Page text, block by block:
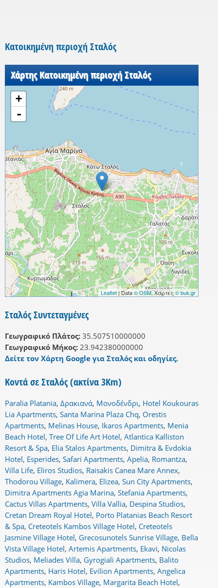
Κατοικημένη περιοχή Σταλός
Χάρτης Κατοικημένη περιοχή Σταλός
+
-
Leaflet| Data© OSM, Χάρτες© buk.gr
Σταλός Συντεταγμένες
Γεωγραφικό Πλάτος: 35.507510000000
Γεωγραφικό Μήκος: 23.942380000000
Δείτε τον Χάρτη Google για Σταλός και οδηγίες.
Κοντά σε Σταλός (ακτίνα 3Km)
Paralia Platania, Δρακιανά, Μονοδένδρι, Hotel Koukouras
Lia Apartments, Santa Marina Plaza Chq, Orestis
Apartments, Melinas House, Ikaros Apartments, Menia
Beach Hotel, Tree Of Life Art Hotel, Atlantica Kalliston
Resort & Spa, Elia Stalos Apartments, Dimitra & Evdokia
Hotel, Esperides, Safari Apartments, Apelia, Romantza,
Villa Life, Eliros Studios, Raisakis Canea Mare Annex,
Thodorou Village, Kalimera, Elizea, Sun City Apartments,
Dimitra Apartments Agia Marina, Stefania Apartments,
Cactus Villas Apartments, Villa Vallia, Despina Studios,
Cretan Dream Royal Hotel, Porto Platanias Beach Resort
& Spa, Creteotels Kambos Village Hotel, Creteotels
Jasmine Village Hotel, Grecosunotels Sunrise Village, Bella
Vista Village Hotel, Artemis Apartments, Ekavi, Nicolas
Studios, Meliades Villa, Gyrogiali Apartments, Balito
Apartments, Haris Hotel, Evilion Apartments, Angelica
Apartments, Kambos Village, Margarita Beach Hotel,